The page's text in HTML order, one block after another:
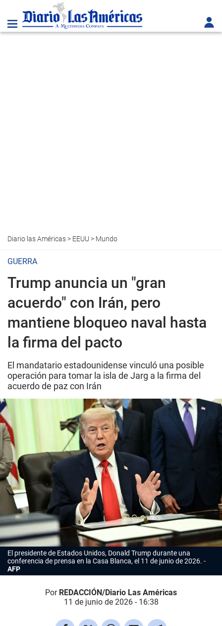
Diario las Américas> EEUU > Mundo
GUERRA
Trump anuncia un "gran
acuerdo" con Irán, pero
mantiene bloqueo naval hasta
la firma del pacto
El mandatario estadounidense vinculó una posible
operación para tomar la isla de Jarg a la firma del
acuerdo de paz con Irán
El presidente de Estados Unidos, Donald Trump durante una
conferencia de prensa en la Casa Blanca, el 11 de junio de 2026.
AFP
Por REDACCIÓN/Diario Las Américas
11 de junio de 2026 - 16:38